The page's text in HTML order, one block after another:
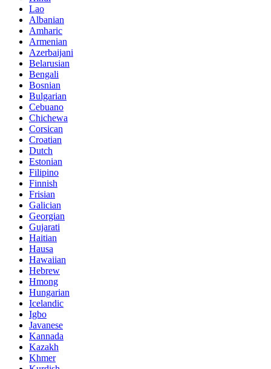
Lao
Albanian
Amharic
Armenian
Azerbaijani
Belarusian
Bengali
Bosnian
Bulgarian
Cebuano
Chichewa
Corsican
Croatian
Dutch
Estonian
Filipino
Finnish
Frisian
Galician
Georgian
Gujarati
Haitian
Hausa
Hawaiian
Hebrew
Hmong
Hungarian
Icelandic
Igbo
Javanese
Kannada
Kazakh
Khmer